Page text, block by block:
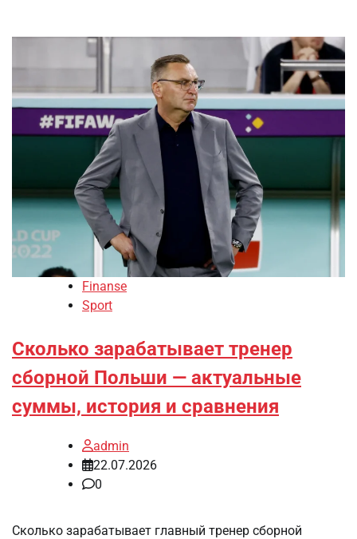
Finanse
Sport
Сколько зарабатывает тренер
сборной Польши — актуальные
суммы, история и сравнения
admin
22.07.2026
0
Сколько зарабатывает главный тренер сборной